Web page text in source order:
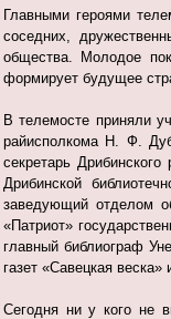
Главными героями
соседних,
общества. Молодое
формирует будущее
В телемосте приняли
райисполкома Н. Ф.
секретарь
Дрибинской
заведующий отделом
«Патриот»
главный библиограф
газет «Савецкая веска»
Сегодня ни у кого не